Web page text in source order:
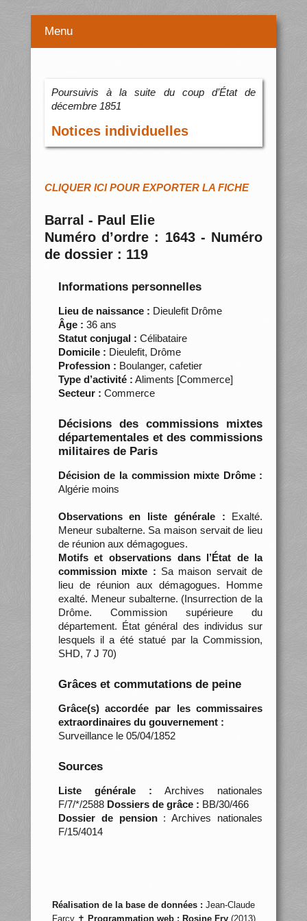
Menu
Poursuivis à la suite du coup d’État de
décembre 1851
Notices individuelles
CLIQUER ICI POUR EXPORTER LA FICHE
Barral - Paul Elie
Numéro d’ordre : 1643 - Numéro
de dossier : 119
Informations personnelles
Lieu de naissance : Dieulefit Drôme
Âge : 36 ans
Statut conjugal : Célibataire
Domicile : Dieulefit, Drôme
Profession : Boulanger, cafetier
Type d’activité : Aliments [Commerce]
Secteur : Commerce
Décisions des commissions mixtes
départementales et des commissions
militaires de Paris
Décision de la commission mixte Drôme :
Algérie moins
Observations en liste générale : Exalté.
Meneur subalterne. Sa maison servait de lieu
de réunion aux démagogues.
Motifs et observations dans l’État de la
commission mixte : Sa maison servait de
lieu de réunion aux démagogues. Homme
exalté. Meneur subalterne. (Insurrection de la
Drôme. Commission supérieure du
département. État général des individus sur
lesquels il a été statué par la Commission,
SHD, 7 J 70)
Grâces et commutations de peine
Grâce(s) accordée par les commissaires
extraordinaires du gouvernement :
Surveillance le 05/04/1852
Sources
Liste générale : Archives nationales
F/7/*/2588 Dossiers de grâce : BB/30/466
Dossier de pension: Archives nationales
F/15/4014
Réalisation de la base de données : Jean-Claude
Farcy ✝ Programmation web : Rosine Fry(2013)